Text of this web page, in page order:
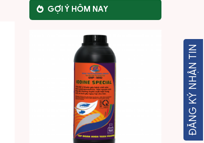
GỢI Ý HÔM NAY
DIỆT KHUẨN (Complex Đậm Đặc) _
ĐĂNG KÝ NHẬN TIN